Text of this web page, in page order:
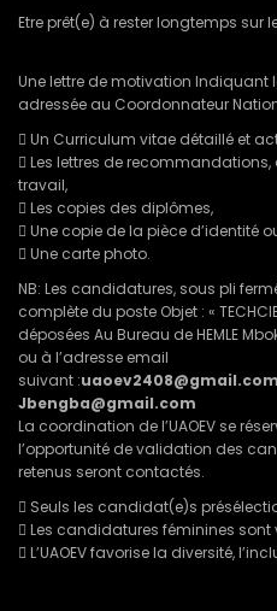
Etre prêt(e) à rester longtemps sur
Une lettre de motivation Indiquant
adressée au Coordonnateur
 Un Curriculum vitae détaillé et
 Les lettres de
travail,
 Les copies des diplômes,
 Une copie de la pièce d’identité
 Une carte photo.
NB: Les candidatures, sous pli
complète du poste Objet : «
déposées Au Bureau de HEMLE
ou à l’adresse email
suivant :uaoev2408@gmail.com
Jbengba@gmail.com
La coordination de l’UAOEV se
l’opportunité de validation des
retenus seront contactés.
 Seuls les candidat(e)s
 Les candidatures féminines
 L’UAOEV favorise la diversité,